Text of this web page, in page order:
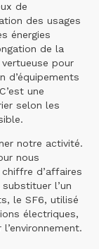
de
des usages
énergies
de la
pour
d’équipements
une
selon les
notre activité.
nous
d’affaires
l’un
le SF6, utilisé
électriques,